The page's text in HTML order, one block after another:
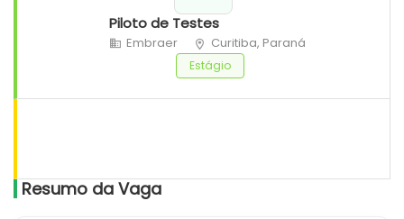
Piloto de Testes
Embraer Curitiba, Paraná
Estágio
Resumo da Vaga